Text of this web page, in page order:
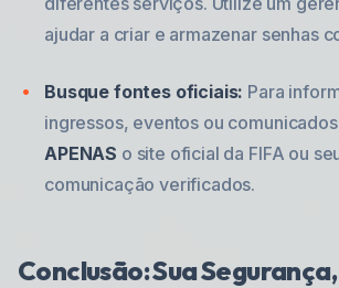
ajudar a criar e armazenar senhas
Busque fontes oficiais: Para
ingressos, eventos ou
APENAS o site oficial da FIFA ou
comunicação verificados.
Conclusão: Sua